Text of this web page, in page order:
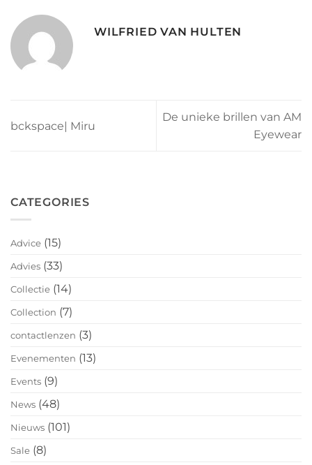
WILFRIED VAN HULTEN
bckspace| Miru
De unieke brillen van AM
Eyewear
CATEGORIES
Advice (15)
Advies (33)
Collectie (14)
Collection (7)
contactlenzen (3)
Evenementen (13)
Events (9)
News (48)
Nieuws (101)
Sale (8)